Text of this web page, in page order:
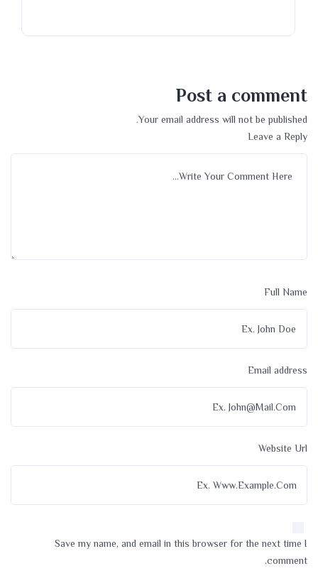
Post a comment
Your email address will not be published.
Leave a Reply
Full Name
Email address
Website Url
Save my name, and email in this browser for the next time I
comment.